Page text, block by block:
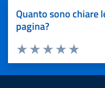
Quanto sono chiare
pagina?
Valuta 5
Valuta 4
Valuta 3 stelle su
Valuta 2 stelle su 5
Valuta 1 stelle su 5